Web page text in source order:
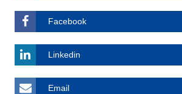
Facebook
Linkedin
Email